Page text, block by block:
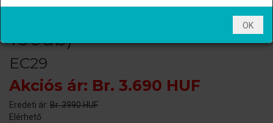
100db)
EC29
Akciós ár: Br. 3.690 HUF
Eredeti ár: Br. 3990 HUF
Elérhető
OK